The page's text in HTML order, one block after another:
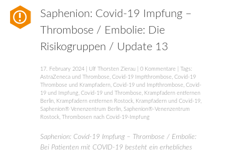
Saphenion: Covid-19 Impfung –
Thrombose / Embolie: Die
Risikogruppen / Update 13
17. February 2024 Ulf Thorsten Zierau 0 Kommentare | Tags:
AstraZeneca und Thrombose Covid-19 Impfthrombose Covid-19
Thrombose und Krampfadern Covid-19 und Impfthrombose Covid-
19 und Impfung Covid-19 und Thrombose
Krampfadern entfernen
Berlin
Krampfadern entfernen Rostock Krampfadern und Covid-19
Saphenion® Venenzentrum Berlin Saphenion®-Venenzentrum
Rostock Thrombosen nach Covid-19-Impfung
Saphenion: Covid-19 Impfung – Thrombose / Embolie:
Bei Patienten mit COVID-19 besteht ein erhebliches